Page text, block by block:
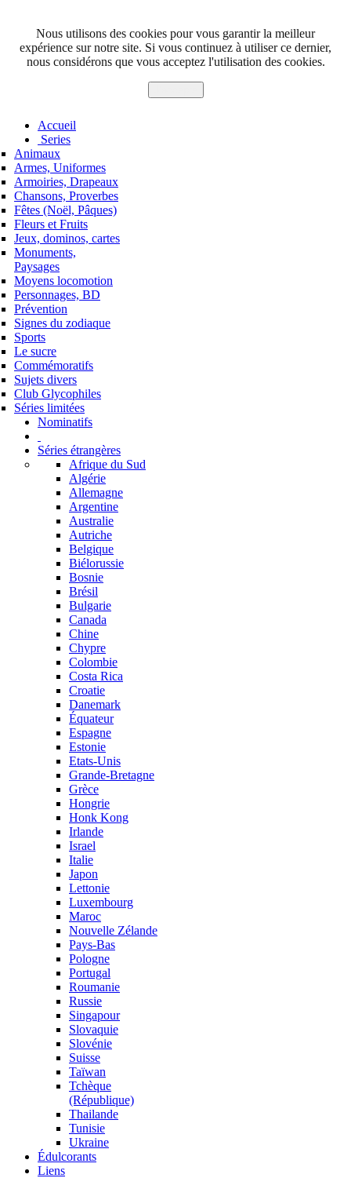
Nous utilisons des cookies pour vous garantir la meilleur
expérience sur notre site. Si vous continuez à utiliser ce dernier,
nous considérons que vous acceptez l'utilisation des cookies.
Accueil
Series
Animaux
Armes, Uniformes
Armoiries, Drapeaux
Chansons, Proverbes
Fêtes (Noël, Pâques)
Fleurs et Fruits
Jeux, dominos, cartes
Monuments,
Paysages
Moyens locomotion
Personnages, BD
Prévention
Signes du zodiaque
Sports
Le sucre
Commémoratifs
Sujets divers
Club Glycophiles
Séries limitées
Nominatifs
Séries étrangères
Afrique du Sud
Algérie
Allemagne
Argentine
Australie
Autriche
Belgique
Biélorussie
Bosnie
Brésil
Bulgarie
Canada
Chine
Chypre
Colombie
Costa Rica
Croatie
Danemark
Équateur
Espagne
Estonie
Etats-Unis
Grande-Bretagne
Grèce
Hongrie
Honk Kong
Irlande
Israel
Italie
Japon
Lettonie
Luxembourg
Maroc
Nouvelle Zélande
Pays-Bas
Pologne
Portugal
Roumanie
Russie
Singapour
Slovaquie
Slovénie
Suisse
Taïwan
Tchèque
(République)
Thailande
Tunisie
Ukraine
Édulcorants
Liens